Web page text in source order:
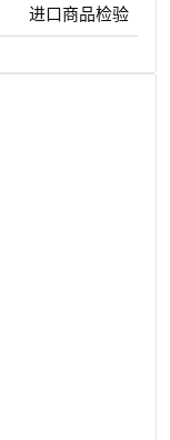
进口商品检验